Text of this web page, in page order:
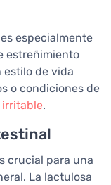
especialmente
estreñimiento
estilo de vida
o condiciones de
irritable.
crucial para una
La lactulosa